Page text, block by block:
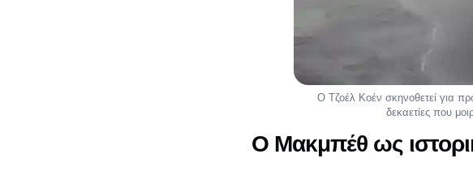
Ο Τζοέλ Κοέν σκηνοθετεί για
δεκαετίες που
O Μακμπέθ ως